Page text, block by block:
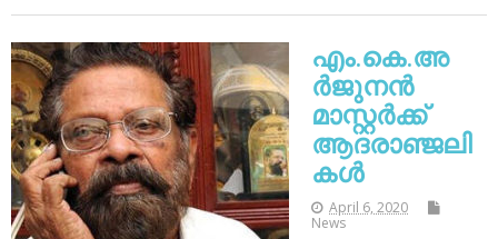
എം.കെ.അ
ര്‍ജുനന്‍
മാസ്റ്റര്‍ക്ക്
ആദരാഞ്ജലി
കള്‍
April 6, 2020
News